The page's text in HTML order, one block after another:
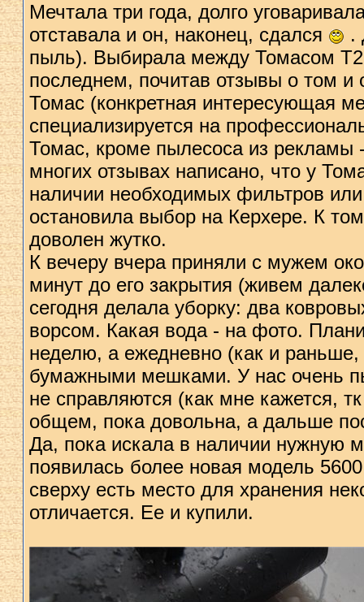
Мечтала три года, долго
отставала и он, наконец, сдался
.
пыль). Выбирала между Томасом Т2
последнем, почитав отзывы о том
Томас (конкретная интересующая
специализируется на
Томас, кроме пылесоса из
многих отзывах написано, что у
наличии необходимых фильтров
остановила выбор на Керхере. К
доволен жутко.
К вечеру вчера приняли с мужем
минут до его закрытия (живем
сегодня делала уборку: два
ворсом. Какая вода - на фото.
неделю, а ежедневно (как и
бумажными мешками. У нас очень
не справляются (как мне кажется,
общем, пока довольна, а дальше
Да, пока искала в наличии нужную
появилась более новая модель
сверху есть место для хранения
отличается. Ее и купили.